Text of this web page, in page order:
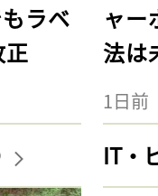
ラベ
ャー
法は
1日前
IT・